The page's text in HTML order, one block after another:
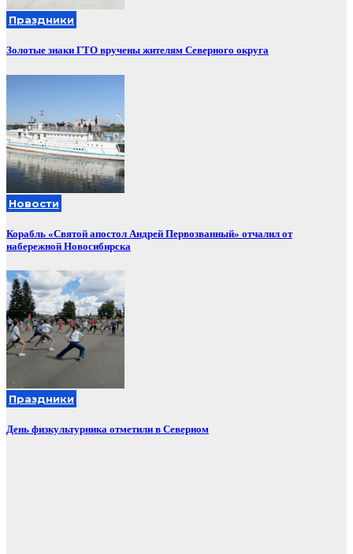
Праздники
Золотые знаки ГТО вручены жителям Северного округа
Новости
Корабль «Святой апостол Андрей Первозванный» отчалил от
набережной Новосибирска
Праздники
День физкультурника отметили в Северном